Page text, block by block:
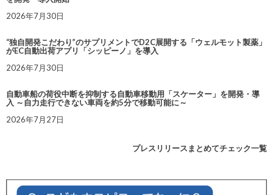
2026年7月30日
“独自開発こだわり”のサプリメントでD2C展開する「ウェルモット製薬」
がEC自動出荷アプリ「シッピーノ」を導入
2026年7月30日
自動車船の荷役中断を抑制する自動車移動用「スケーター」を開発・導
入 ～自力走行できない車両を約5分で移動可能に～
2026年7月27日
プレスリリースまとめてチェック一覧